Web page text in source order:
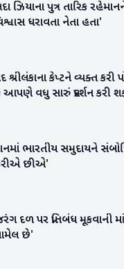
ઝિયાના પુત્ર તારિક
ધરાવતા નેતા હતા'
શ્રીલંકાના કેપ્ટને વ્યક્ત કરી
વધુ સારું પ્રદર્શન કરી
ભારતીય સમુદાયને
છીએ'
દળ પર પ્રતિબંધ મૂકવાની
છે'